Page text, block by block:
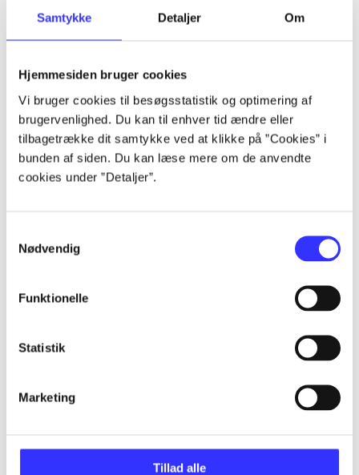
Samtykke Detaljer Om
Hjemmesiden bruger cookies
Vi bruger cookies til besøgsstatistik og optimering af
brugervenlighed. Du kan til enhver tid ændre eller
tilbagetrække dit samtykke ved at klikke på ”Cookies” i
bunden af siden. Du kan læse mere om de anvendte
cookies under ”Detaljer”.
Nødvendig
Funktionelle
Statistik
Marketing
Tillad alle
Artikler
...
...
...
...
Gå til serien